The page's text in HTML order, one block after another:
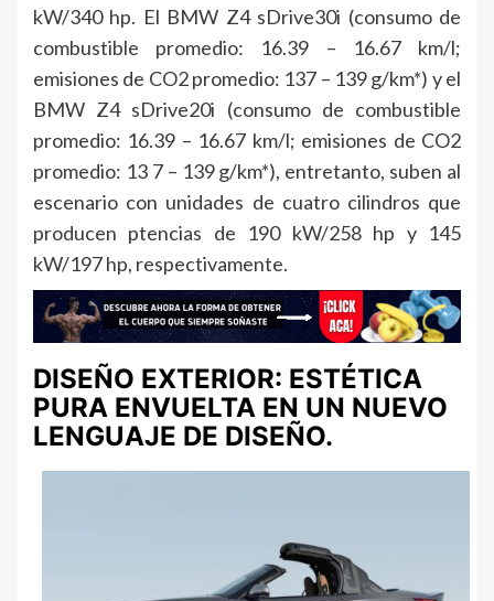
kW/340 hp. El BMW Z4 sDrive30i (consumo de
combustible promedio: 16.39 – 16.67 km/l;
emisiones de CO2 promedio: 137 – 139 g/km*) y el
BMW Z4 sDrive20i (consumo de combustible
promedio: 16.39 – 16.67 km/l; emisiones de CO2
promedio: 13 7 – 139 g/km*), entretanto, suben al
escenario con unidades de cuatro cilindros que
producen ptencias de 190 kW/258 hp y 145
kW/197 hp, respectivamente.
DISEÑO EXTERIOR: ESTÉTICA
PURA ENVUELTA EN UN NUEVO
LENGUAJE DE DISEÑO.